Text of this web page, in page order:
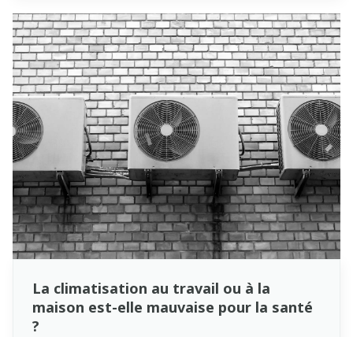
coagulation du sang. Même si les mères
enceintes échangent de nombreuses substances
essentielles avec leur bébé par le biais du
placenta, ce n’est pas le cas de cette vitamine.
Les nouveau-nés reçoivent toujours de la
vitamine K. Si vous allaitez, il est également
important de donner un supplément de
vitamine K à votre bébé. Si vous voulez ou devez
donner le biberon immédiatement, il ne faut pas
en tenir compte. Ce type d’aliments comprend en
effet suffisamment de vitamine K.
La climatisation au travail ou à la
maison est-elle mauvaise pour la santé
?